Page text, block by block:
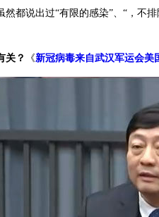
都说出过“有限的感染”、“，不
关？ 《新冠病毒来自武汉军运会美